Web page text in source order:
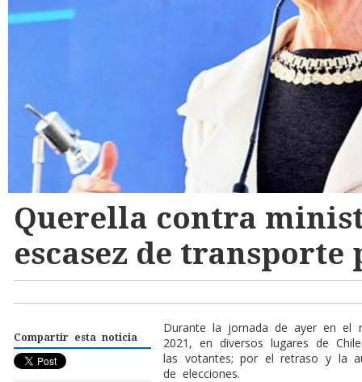
Querella contra
escasez de transporte
Compartir esta noticia
Durante la jornada de ayer en el
2021, en diversos lugares de
las votantes; por el retraso y la
de elecciones.